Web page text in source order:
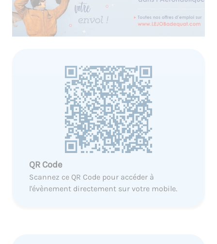
QR Code
Scannez ce QR Code pour accéder à
l'évènement directement sur votre mobile.